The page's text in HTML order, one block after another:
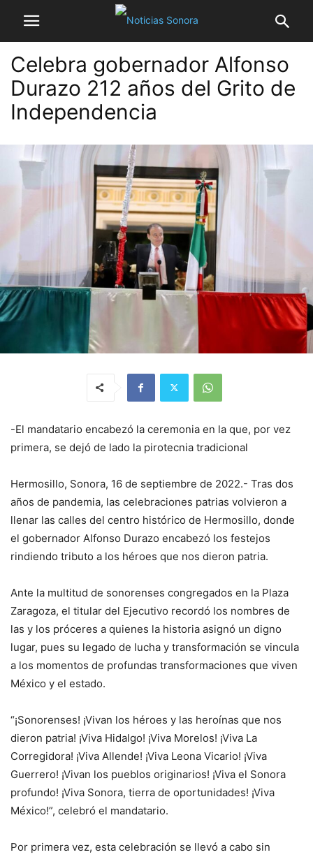
Celebra gobernador Alfonso
Durazo 212 años del Grito de
Independencia
-El mandatario encabezó la ceremonia en la que, por vez
primera, se dejó de lado la pirotecnia tradicional
Hermosillo, Sonora, 16 de septiembre de 2022.- Tras dos
años de pandemia, las celebraciones patrias volvieron a
llenar las calles del centro histórico de Hermosillo, donde
el gobernador Alfonso Durazo encabezó los festejos
rindiendo tributo a los héroes que nos dieron patria.
Ante la multitud de sonorenses congregados en la Plaza
Zaragoza, el titular del Ejecutivo recordó los nombres de
las y los próceres a quienes la historia asignó un digno
lugar, pues su legado de lucha y transformación se vincula
a los momentos de profundas transformaciones que viven
México y el estado.
“¡Sonorenses! ¡Vivan los héroes y las heroínas que nos
dieron patria! ¡Viva Hidalgo! ¡Viva Morelos! ¡Viva La
Corregidora! ¡Viva Allende! ¡Viva Leona Vicario! ¡Viva
Guerrero! ¡Vivan los pueblos originarios! ¡Viva el Sonora
profundo! ¡Viva Sonora, tierra de oportunidades! ¡Viva
México!”, celebró el mandatario.
Por primera vez, esta celebración se llevó a cabo sin